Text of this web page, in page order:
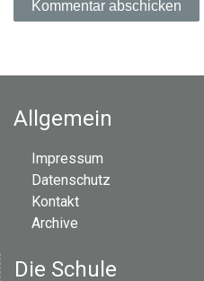
Allgemein
Impressum
Datenschutz
Kontakt
Archive
Die Schule